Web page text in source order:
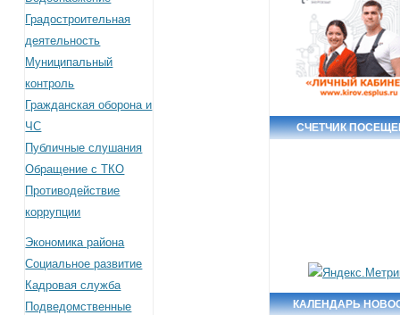
Градостроительная
деятельность
Муниципальный
контроль
Гражданская оборона и
ЧС
Публичные слушания
Обращение с ТКО
Противодействие
коррупции
Экономика района
Социальное развитие
Кадровая служба
Подведомственные
СЧЕТЧИК
КАЛЕНДАРЬ